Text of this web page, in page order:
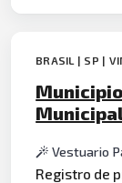
BRASIL | SP |
Vestuario
Registro de